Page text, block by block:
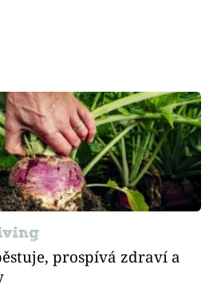
prospívá zdraví a